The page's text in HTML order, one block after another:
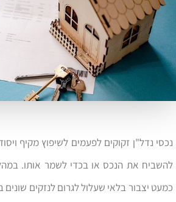
נכסי נדל"ן זקוקים לפעמים לשיפוץ מקיף
להשביח את הנכס או בכדי לשמר אותו.
כמעט יצבור בלאי שעלול לגרום לנזקים